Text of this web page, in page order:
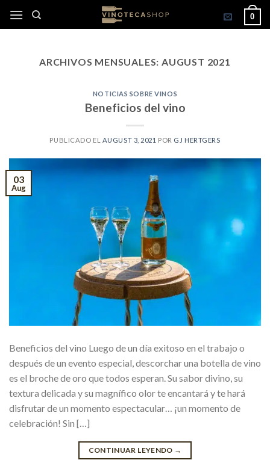
0
ARCHIVOS MENSUALES:AUGUST 2021
NOTICIAS SOBRE VINOS
Beneficios del vino
PUBLICADO EL AUGUST 3, 2021 POR GJ HERTGERS
03
Aug
Beneficios del vino Luego de un día exitoso en el trabajo o
después de un evento especial, descorchar una botella de vino
es el broche de oro que todos esperan. Su sabor divino, su
textura delicada y su magnífico olor te encantará y te hará
disfrutar de un momento espectacular… ¡un momento de
celebración! Sin […]
CONTINUAR LEYENDO →